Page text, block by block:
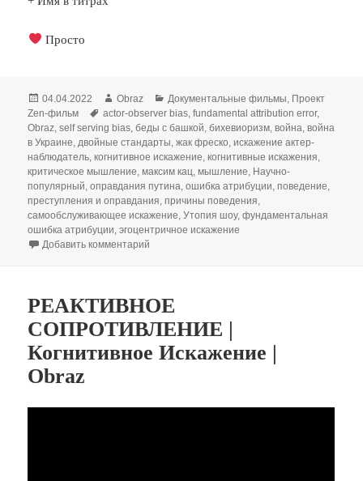
Просто
Опубликовано
04.04.2022 Автор
Obraz Рубрики
Документальные фильмы Проект
Zen-фильм
Метки
actor-observer bias ,fundamental attribution error,
Obraz ,self serving bias ,беды с башкой ,бихевиоризм ,война ,война
в Украине двойные стандарты ,жак фреско ,искажение актер-
наблюдатель ,когнитивное искажение ,когнитивные искажения
критическое мышление ,максим кац ,мышление Научно-
популярный ,оправдания путина ,ошибка атрибуции ,поведение
преступления и оправдания ,причины поведения
самообслуживающее искажение ,Утопия шоу,фундаментальная
ошибка атрибуции ,эгоцентричное искажение
Добавить комментарий
РЕАКТИВНОЕ
СОПРОТИВЛЕНИЕ |
Когнитивное Искажение |
Obraz